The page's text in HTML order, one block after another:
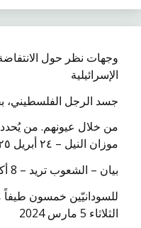
وجهات نظر حول الانتفاضة
الإسرائيلية
جسد الرجل الفلسطيني، بقلم وارد –
من خلال عيونهم. من
موزان النيل – ٢٤ أبريل ٢٠٢٥
بيان – الشعوب تريد – 8 أكتوبر 2024
للسودانيّين خمسون طيفاً
الثلاثاء 5 مارس 2024